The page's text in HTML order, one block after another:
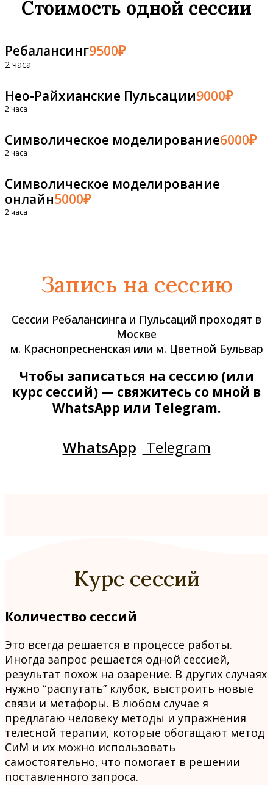
Стоимость одной сессии
Ребалансинг9500₽
2 часа
Нео-Райхианские Пульсации9000₽
2 часа
Символическое моделирование6000₽
2 часа
Символическое моделирование
онлайн5000₽
2 часа
Запись на сессию
Сессии Ребалансинга и Пульсаций проходят в
Москве
м. Краснопресненская или м. Цветной Бульвар
Чтобы записаться на сессию (или
курс сессий) — свяжитесь со мной в
WhatsApp или Telegram.
WhatsApp Telegram
Курс сессий
Количество сессий
Это всегда решается в процессе работы.
Иногда запрос решается одной сессией,
результат похож на озарение. В других случаях
нужно “распутать” клубок, выстроить новые
связи и метафоры. В любом случае я
предлагаю человеку методы и упражнения
телесной терапии, которые обогащают метод
СиМ и их можно использовать
самостоятельно, что помогает в решении
поставленного запроса.